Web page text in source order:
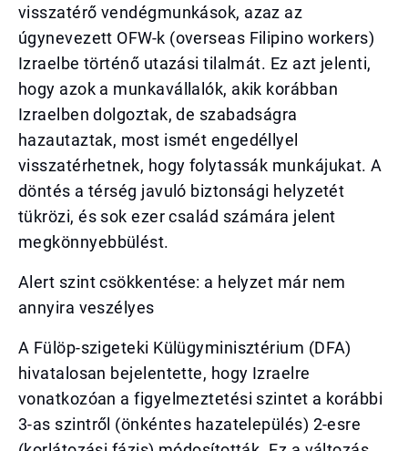
visszatérő vendégmunkások, azaz az
úgynevezett OFW-k (overseas Filipino workers)
Izraelbe történő utazási tilalmát. Ez azt jelenti,
hogy azok a munkavállalók, akik korábban
Izraelben dolgoztak, de szabadságra
hazautaztak, most ismét engedéllyel
visszatérhetnek, hogy folytassák munkájukat. A
döntés a térség javuló biztonsági helyzetét
tükrözi, és sok ezer család számára jelent
megkönnyebbülést.
Alert szint csökkentése: a helyzet már nem
annyira veszélyes
A Fülöp-szigeteki Külügyminisztérium (DFA)
hivatalosan bejelentette, hogy Izraelre
vonatkozóan a figyelmeztetési szintet a korábbi
3-as szintről (önkéntes hazatelepülés) 2-esre